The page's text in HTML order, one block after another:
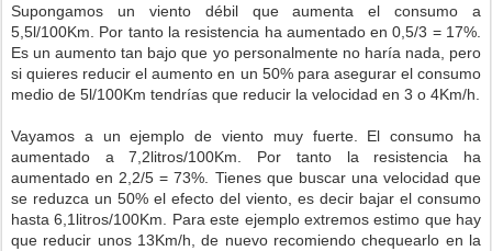
Supongamos un viento débil que aumenta el consumo a
5,5l/100Km. Por tanto la resistencia ha aumentado en 0,5/3 = 17%.
Es un aumento tan bajo que yo personalmente no haría nada, pero
si quieres reducir el aumento en un 50% para asegurar el consumo
medio de 5l/100Km tendrías que reducir la velocidad en 3 o 4Km/h.
Vayamos a un ejemplo de viento muy fuerte. El consumo ha
aumentado a 7,2litros/100Km. Por tanto la resistencia ha
aumentado en 2,2/5 = 73%. Tienes que buscar una velocidad que
se reduzca un 50% el efecto del viento, es decir bajar el consumo
hasta 6,1litros/100Km. Para este ejemplo extremos estimo que hay
que reducir unos 13Km/h, de nuevo recomiendo chequearlo en la